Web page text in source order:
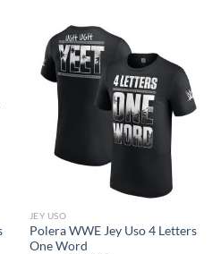
JEY USO
Polera WWE Jey Uso 4 Letters
One Word